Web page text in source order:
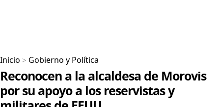
Inicio > Gobierno y Política
Reconocen a la alcaldesa de Morovis
por su apoyo a los reservistas y